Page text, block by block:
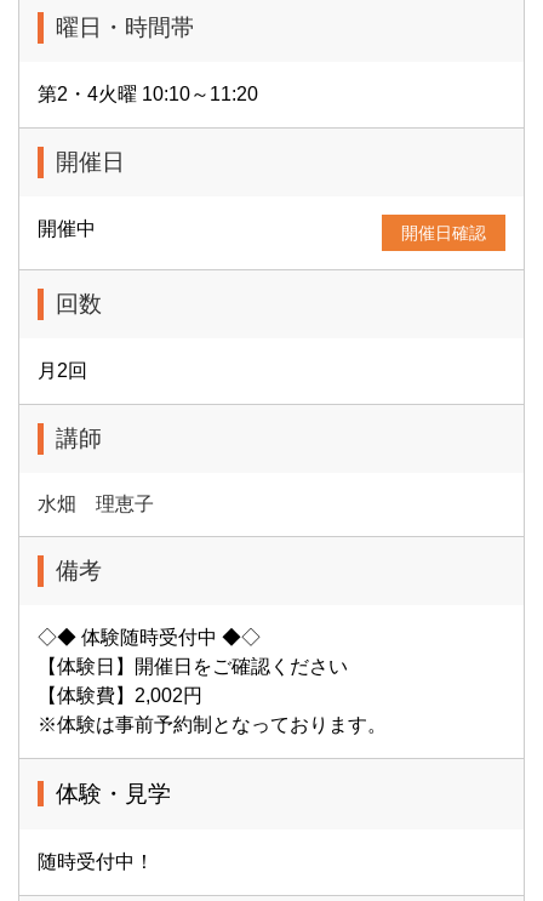
曜日・時間帯
第2・4火曜 10:10～11:20
開催日
開催中 開催日確認
回数
月2回
講師
水畑 理恵子
備考
◇◆ 体験随時受付中 ◆◇
【体験日】開催日をご確認ください
【体験費】2,002円
※体験は事前予約制となっております。
体験・見学
随時受付中！